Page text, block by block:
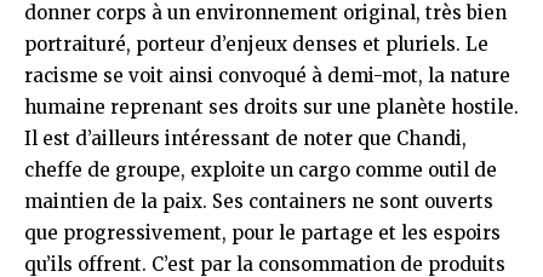
donner corps à un environnement original, très bien
portraituré, porteur d’enjeux denses et pluriels. Le
racisme se voit ainsi convoqué à demi-mot, la nature
humaine reprenant ses droits sur une planète hostile.
Il est d’ailleurs intéressant de noter que Chandi,
cheffe de groupe, exploite un cargo comme outil de
maintien de la paix. Ses containers ne sont ouverts
que progressivement, pour le partage et les espoirs
qu’ils offrent. C’est par la consommation de produits